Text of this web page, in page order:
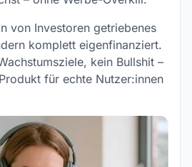
von Investoren getriebenes
komplett eigenfinanziert.
kein Bullshit –
für echte Nutzer:innen